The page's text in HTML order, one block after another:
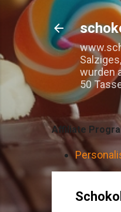
wurden
50
Affiliate